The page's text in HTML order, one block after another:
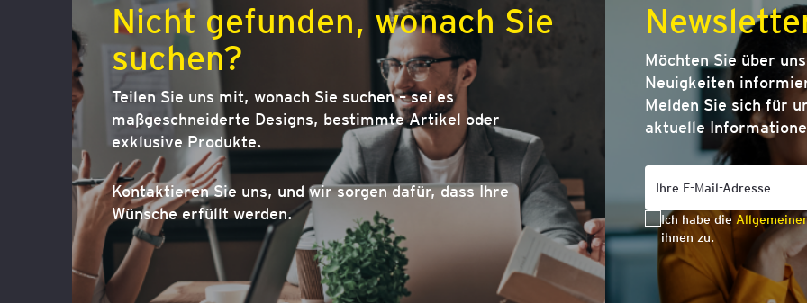
Nicht gefunden, wonach Sie
suchen?
Teilen Sie uns mit, wonach Sie suchen – sei es
maßgeschneiderte Designs, bestimmte Artikel oder
exklusive Produkte.
Kontaktieren Sie uns, und wir sorgen dafür, dass Ihre
Wünsche erfüllt werden.
Möchten Sie über
Neuigkeiten
Melden Sie sich für
aktuelle
Ich habe die
ihnen zu.